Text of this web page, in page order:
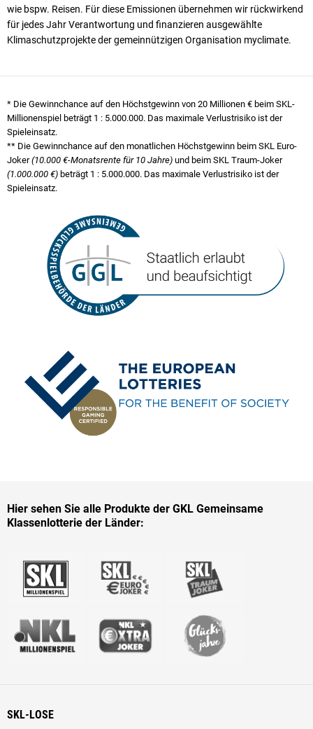
wie bspw. Reisen. Für diese Emissionen übernehmen wir rück­wirkend
für jedes Jahr Verantwortung und finanzieren ausgewählte
Klimaschutzprojekte der gemeinnützigen Organisation myclimate.
* Die Gewinnchance auf den Höchstgewinn von 20 Millionen € beim SKL-
Millionenspiel beträgt 1 : 5.000.000. Das maximale Verlustrisiko ist der
Spieleinsatz.
** Die Gewinnchance auf den monatlichen Höchstgewinn beim SKL Euro-
Joker(10.000 €-Monatsrente für 10 Jahre) und beim SKL Traum-Joker
(1.000.000 €) beträgt 1 : 5.000.000. Das maximale Verlustrisiko ist der
Spieleinsatz.
Hier sehen Sie alle Produkte der GKL Gemeinsame
Klassenlotterie der Länder:
SKL-LOSE